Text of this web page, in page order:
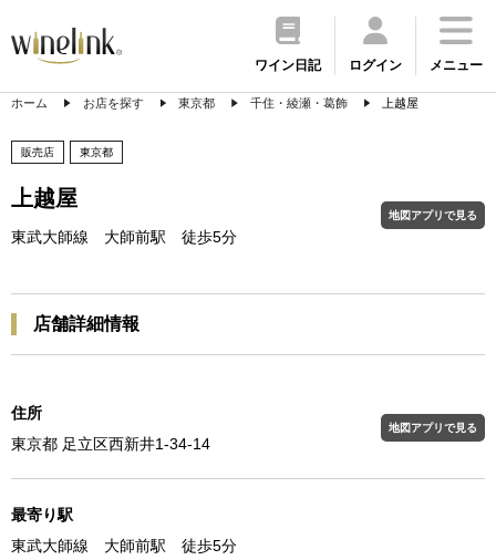
ワイン日記 ログイン メニュー
ホーム お店を探す 東京都 千住・綾瀬・葛飾 上越屋
販売店 東京都
上越屋
東武大師線 大師前駅 徒歩5分
地図アプリで見る
店舗詳細情報
住所
東京都 足立区西新井1-34-14
地図アプリで見る
最寄り駅
東武大師線 大師前駅 徒歩5分